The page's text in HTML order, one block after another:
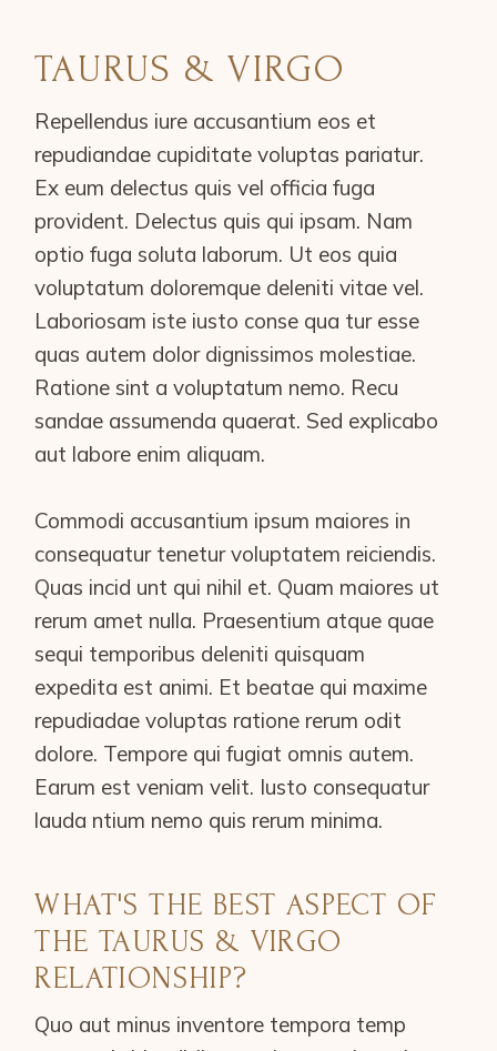
TAURUS & VIRGO
Repellendus iure accusantium eos et
repudiandae cupiditate voluptas pariatur.
Ex eum delectus quis vel officia fuga
provident. Delectus quis qui ipsam. Nam
optio fuga soluta laborum. Ut eos quia
voluptatum doloremque deleniti vitae vel.
Laboriosam iste iusto conse qua tur esse
quas autem dolor dignissimos molestiae.
Ratione sint a voluptatum nemo. Recu
sandae assumenda quaerat. Sed explicabo
aut labore enim aliquam.
Commodi accusantium ipsum maiores in
consequatur tenetur voluptatem reiciendis.
Quas incid unt qui nihil et. Quam maiores ut
rerum amet nulla. Praesentium atque quae
sequi temporibus deleniti quisquam
expedita est animi. Et beatae qui maxime
repudiadae voluptas ratione rerum odit
dolore. Tempore qui fugiat omnis autem.
Earum est veniam velit. Iusto consequatur
lauda ntium nemo quis rerum minima.
WHAT'S THE BEST ASPECT OF
THE TAURUS & VIRGO
RELATIONSHIP?
Quo aut minus inventore tempora temp